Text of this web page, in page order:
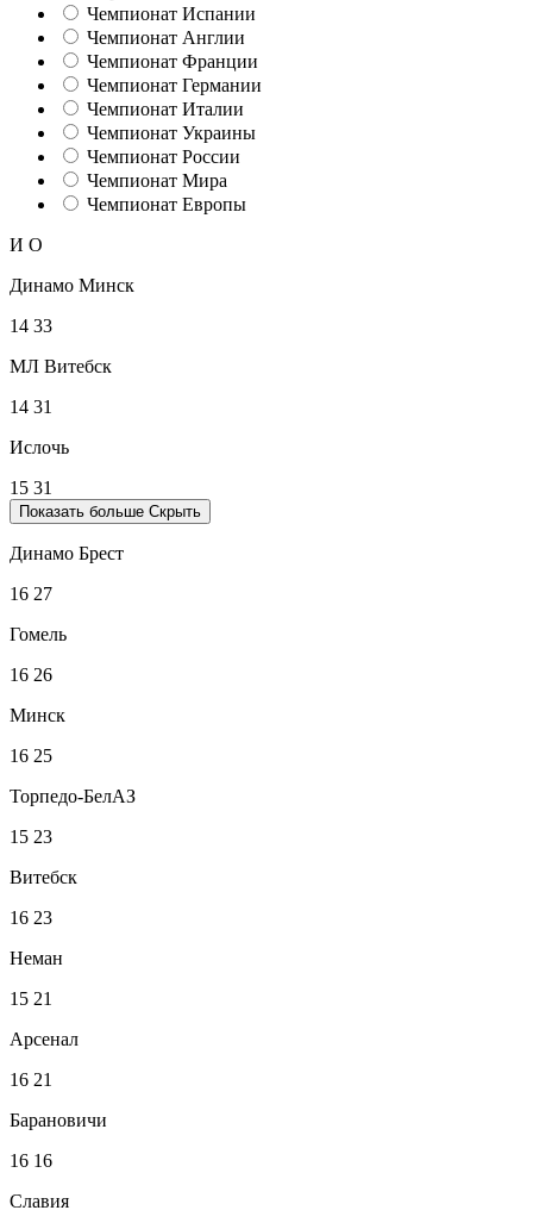
Чемпионат Испании
Чемпионат Англии
Чемпионат Франции
Чемпионат Германии
Чемпионат Италии
Чемпионат Украины
Чемпионат России
Чемпионат Мира
Чемпионат Европы
И О
Динамо Минск
14 33
МЛ Витебск
14 31
Ислочь
15 31
Показать больше Скрыть
Динамо Брест
16 27
Гомель
16 26
Минск
16 25
Торпедо-БелАЗ
15 23
Витебск
16 23
Неман
15 21
Арсенал
16 21
Барановичи
16 16
Славия